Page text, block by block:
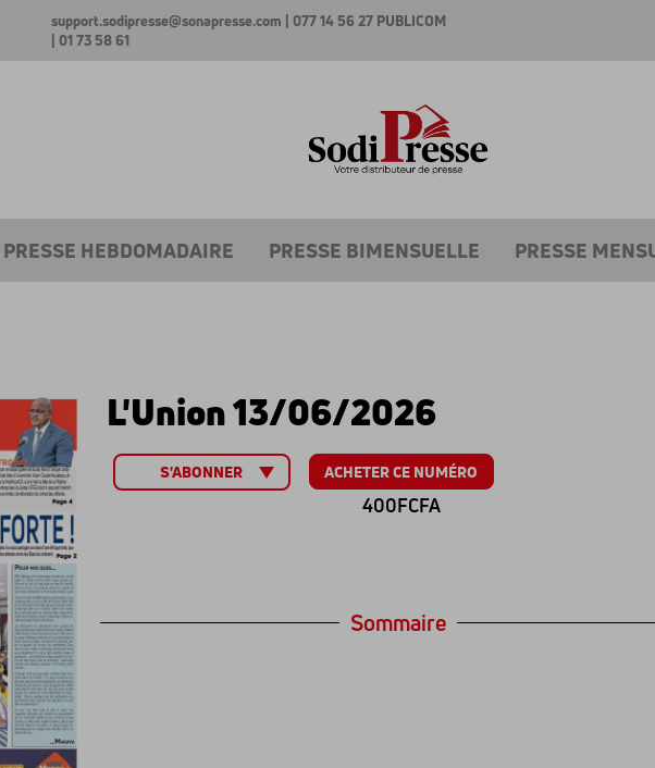
support.sodipresse@sonapresse.com | 077 14 56 27
| 01 73 58 61
PUBLICOM
PRESSE HEBDOMADAIRE PRESSE BIMENSUELLE PRESSE
L'Union 13/06/2026
S'ABONNER ACHETER CE NUMÉRO
400FCFA
Sommaire